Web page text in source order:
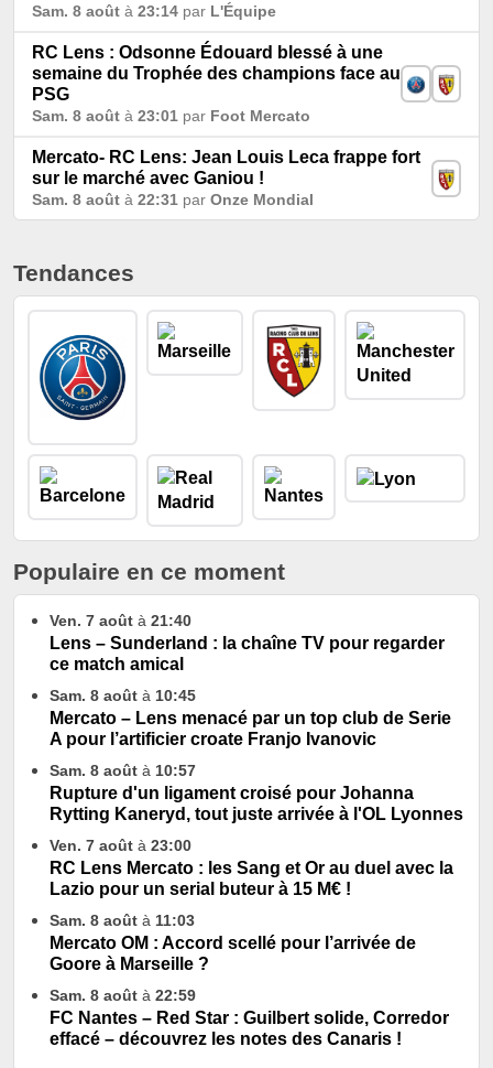
Sam. 8 août à 23:14 par L'Équipe
RC Lens : Odsonne Édouard blessé à une
semaine du Trophée des champions face au
PSG
Sam. 8 août à 23:01 par Foot Mercato
Mercato- RC Lens: Jean Louis Leca frappe fort
sur le marché avec Ganiou !
Sam. 8 août à 22:31 par Onze Mondial
Tendances
Populaire en ce moment
Ven. 7 août à 21:40
Lens – Sunderland : la chaîne TV pour regarder
ce match amical
Sam. 8 août à 10:45
Mercato – Lens menacé par un top club de Serie
A pour l’artificier croate Franjo Ivanovic
Sam. 8 août à 10:57
Rupture d'un ligament croisé pour Johanna
Rytting Kaneryd, tout juste arrivée à l'OL Lyonnes
Ven. 7 août à 23:00
RC Lens Mercato : les Sang et Or au duel avec la
Lazio pour un serial buteur à 15 M€ !
Sam. 8 août à 11:03
Mercato OM : Accord scellé pour l’arrivée de
Goore à Marseille ?
Sam. 8 août à 22:59
FC Nantes – Red Star : Guilbert solide, Corredor
effacé – découvrez les notes des Canaris !